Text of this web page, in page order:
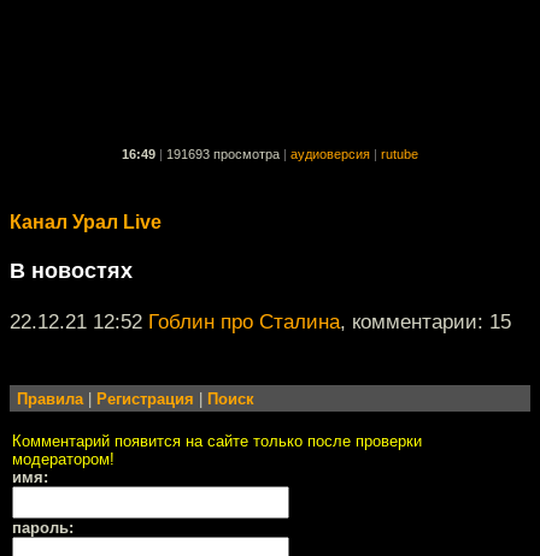
16:49 191693 просмотра аудиоверсия rutube
Канал Урал Live
В новостях
22.12.21 12:52 Гоблин про Сталина, комментарии: 15
Правила| Регистрация Поиск
Комментарий появится на сайте только после проверки
модератором!
имя:
пароль: